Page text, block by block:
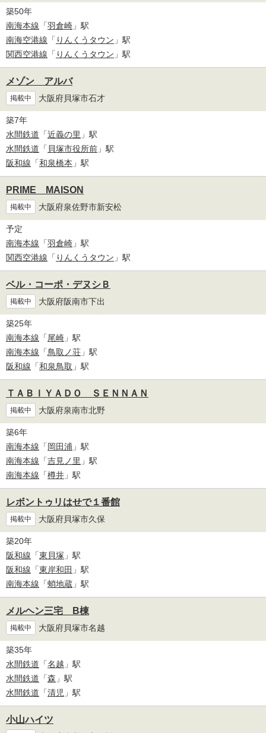
築50年
南海本線 「羽倉崎 」駅
南海空港線 「 りんくうタウン 」駅
関西空港線 「 りんくうタウン 」駅
メゾン アルバ
掲載中 大阪府貝塚市石才
築7年
水間鉄道 「近義の里 」駅
水間鉄道 「 貝塚市役所前 」駅
阪和線 「和泉橋本 」駅
PRIME MAISON
掲載中 大阪府泉佐野市新安松
予定
南海本線 「羽倉崎 」駅
関西空港線 「 りんくうタウン 」駅
ベル・コーポ・デヌシＢ
掲載中 大阪府阪南市下出
築25年
南海本線 「尾崎 」駅
南海本線 「鳥取ノ荘 」駅
阪和線 「和泉鳥取 」駅
ＴＡＢＩＹＡＤＯ ＳＥＮＮＡＮ
掲載中 大阪府泉南市北野
築6年
南海本線 「 岡田浦 」駅
南海本線 「吉見ノ里 」駅
南海本線 「樽井 」駅
レボントゥリはせで１番館
掲載中 大阪府貝塚市久保
築20年
阪和線 「東貝塚 」駅
阪和線 「東岸和田 」駅
南海本線 「蛸地蔵 」駅
メルヘン三宅 B棟
掲載中 大阪府貝塚市名越
築35年
水間鉄道 「名越 」駅
水間鉄道 「森 」駅
水間鉄道 「清児 」駅
小山ハイツ